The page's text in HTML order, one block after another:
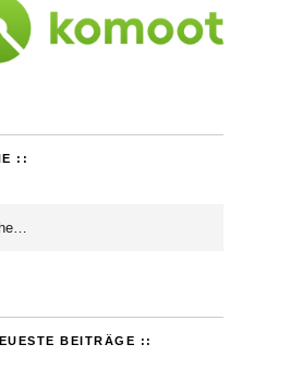
::
BEITRÄGE ::